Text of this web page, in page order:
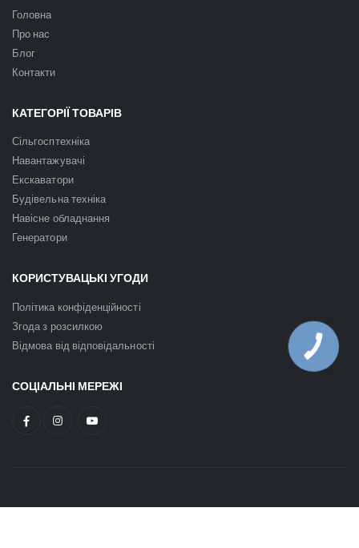
Головна
Про нас
Блог
Контакти
КАТЕГОРІЇ ТОВАРІВ
Сільгосптехніка
Навантажувачі
Екскаватори
Будівельна техніка
Навісне обладнання
Генератори
КОРИСТУВАЦЬКІ УГОДИ
Політика конфіденційності
Згода з розсилкою
Відмова від відповідальності
СОЦІАЛЬНІ МЕРЕЖІ
КНОПКА
ЗВ'ЯЗКУ